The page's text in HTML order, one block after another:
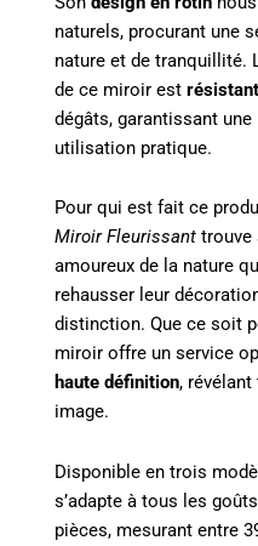
naturels, procurant une
nature et de tranquillité.
de ce miroir est
dégâts, garantissant
utilisation pratique.
Pour qui est fait ce
Miroir Fleurissant trouve
amoureux de la nature
rehausser leur
distinction. Que ce soit
miroir offre un service
haute définition,
image.
Disponible en trois
s’adapte à tous les
pièces, mesurant entre